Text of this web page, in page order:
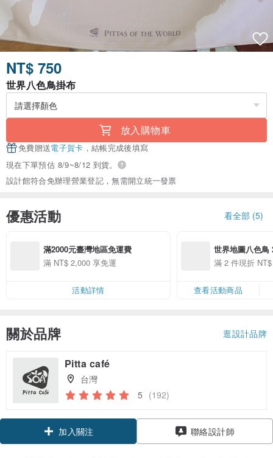
NT$ 750
世界八色鳥掛布
放入購物車
免費贈送電子賀卡 ，結帳完成後填寫
現在下單預估 8/9~8/12 到貨。
設計館符合免辦理營業登記，無需開立統一發票
優惠活動 看全部 (5)
滿2000元臺灣地區免運費
滿 NT$ 2,000 享免運
活動詳情
世界地圖八色鳥
滿 2 件現折
查看活動商品
關於品牌 逛設計品牌
Pitta café
台灣
5 (192)
加入關注 聯絡設計師